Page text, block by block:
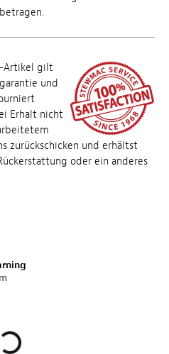
Artikel gilt
und
Erhalt nicht
zurückschicken und erhältst
oder ein anderes